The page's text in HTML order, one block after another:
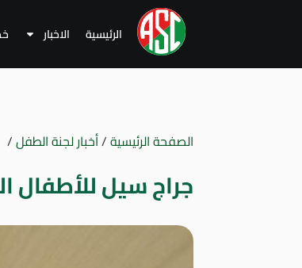
الرئيسية الاخبار
الصفحة الرئيسية/أخبار لجنة الطفل/
جراج سيل للأطفال الخميس